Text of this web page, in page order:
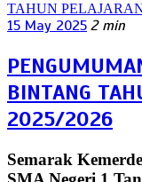
15 May 2025 2 min
BINTANG
2025/2026
Semarak